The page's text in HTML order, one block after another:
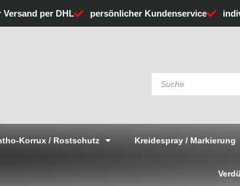
per DHL persönlicher Kundenservice
Products
search
Korrux / Rostschutz Kreidespray / Markierung